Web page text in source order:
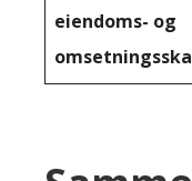
eiendoms- og